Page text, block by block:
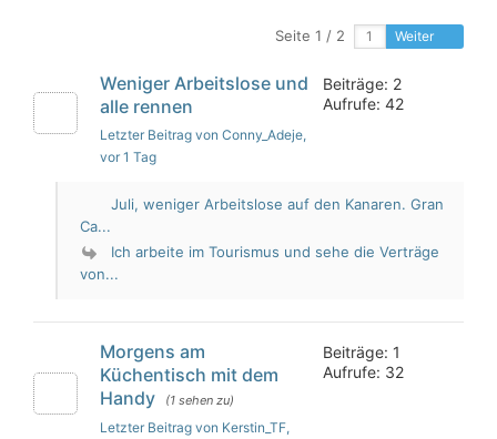
Seite 1 / 2 Weiter
Weniger Arbeitslose und
alle rennen
Letzter Beitrag von Conny_Adeje,
vor 1 Tag
Beiträge: 2
Aufrufe: 42
Juli, weniger Arbeitslose auf den Kanaren. Gran
Ca...
Ich arbeite im Tourismus und sehe die Verträge
von...
Morgens am
Küchentisch mit dem
Handy
(1 sehen zu)
Letzter Beitrag von Kerstin_TF,
Beiträge: 1
Aufrufe: 32